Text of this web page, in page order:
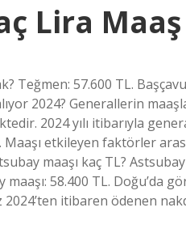
Lira
Teğmen: 57.600 TL.
2024? Generallerin
2024 yılı itibarıyla
Maaşı etkileyen faktörler
maaşı kaç TL?
maaşı: 58.400 TL. Doğu’da
2024’ten itibaren ödenen